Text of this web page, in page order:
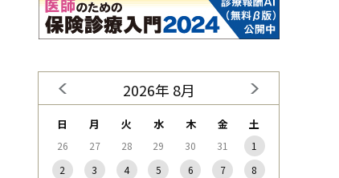
2026年 8月
日 月 火 水 木 金 土
26 27 28 29 30 31
1
2
3 4 5 6 7
8